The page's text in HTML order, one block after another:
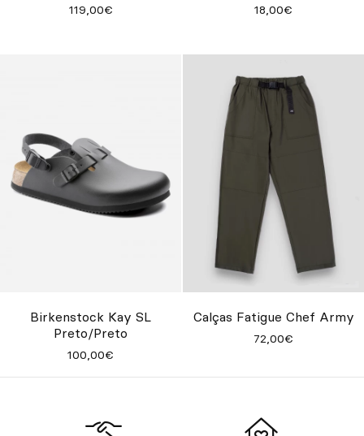
119,00€ 18,00€
Birkenstock Kay SL
Preto/Preto
100,00€
Calças Fatigue Chef Army
72,00€